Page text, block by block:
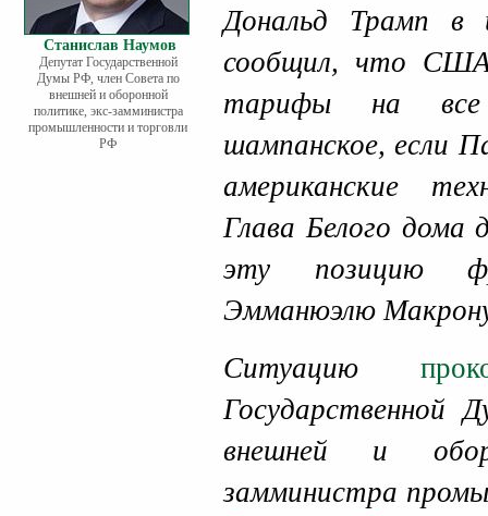
Станислав Наумов
Депутат Государственной
Думы РФ, член Совета по
внешней и оборонной
политике, экс-замминистра
промышленности и торговли
РФ
Дональд Трамп в
сообщил, что США
тарифы на все
шампанское, если
американские
Глава Белого дома
эту позицию
Эмманюэлю
Ситуацию
внешней и
замминистра